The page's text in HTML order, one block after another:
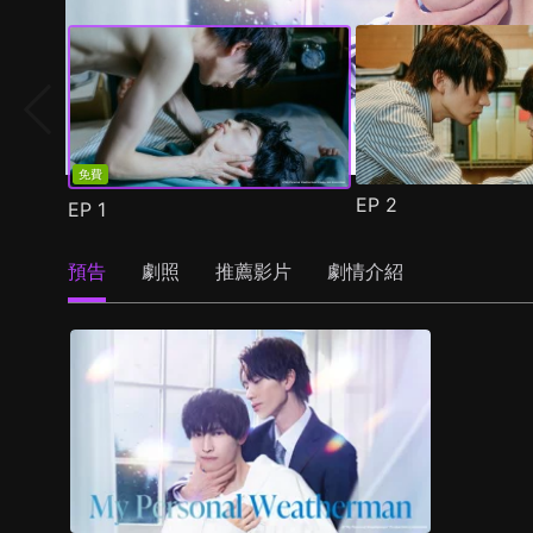
免費
EP 1 EP 2
預告 劇照 推薦影片 劇情介紹